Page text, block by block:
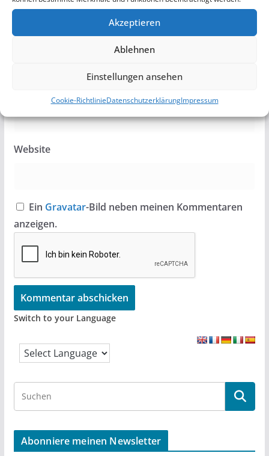
Akzeptieren
Ablehnen
Einstellungen ansehen
Cookie-RichtlinieDatenschutzerklärungImpressum
Name*
Website
Ein Gravatar-Bild neben meinen Kommentaren
anzeigen.
Switch to your Language
r
c
Abonniere meinen Newsletter